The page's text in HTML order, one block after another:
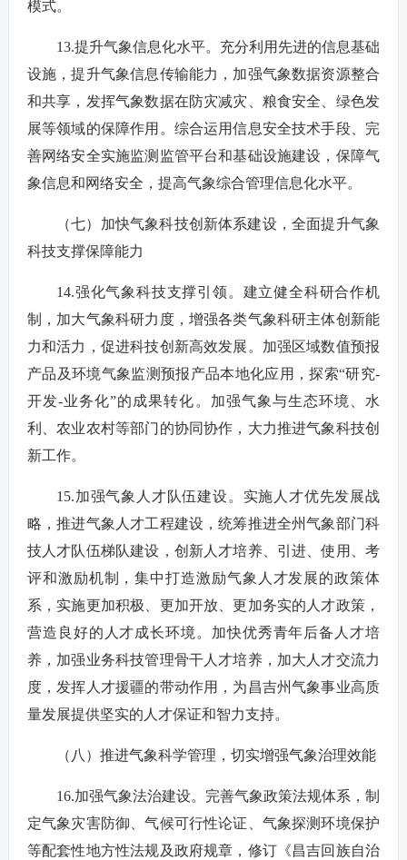
模式。
13.提升气象信息化水平。充分利用先进的信息基础
设施，提升气象信息传输能力，加强气象数据资源整合
和共享，发挥气象数据在防灾减灾、粮食安全、绿色发
展等领域的保障作用。综合运用信息安全技术手段、完
善网络安全实施监测监管平台和基础设施建设，保障气
象信息和网络安全，提高气象综合管理信息化水平。
（七）加快气象科技创新体系建设，全面提升气象
科技支撑保障能力
14.强化气象科技支撑引领。建立健全科研合作机
制，加大气象科研力度，增强各类气象科研主体创新能
力和活力，促进科技创新高效发展。加强区域数值预报
产品及环境气象监测预报产品本地化应用，探索“研究-
开发-业务化”的成果转化。加强气象与生态环境、水
利、农业农村等部门的协同协作，大力推进气象科技创
新工作。
15.加强气象人才队伍建设。实施人才优先发展战
略，推进气象人才工程建设，统筹推进全州气象部门科
技人才队伍梯队建设，创新人才培养、引进、使用、考
评和激励机制，集中打造激励气象人才发展的政策体
系，实施更加积极、更加开放、更加务实的人才政策，
营造良好的人才成长环境。加快优秀青年后备人才培
养，加强业务科技管理骨干人才培养，加大人才交流力
度，发挥人才援疆的带动作用，为昌吉州气象事业高质
量发展提供坚实的人才保证和智力支持。
（八）推进气象科学管理，切实增强气象治理效能
16.加强气象法治建设。完善气象政策法规体系，制
定气象灾害防御、气候可行性论证、气象探测环境保护
等配套性地方性法规及政府规章，修订《昌吉回族自治